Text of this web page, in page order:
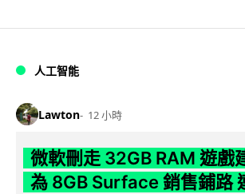
人工智能
Lawton 12 小時
微軟刪走 32GB RAM 遊戲
為 8GB Surface 銷售鋪路